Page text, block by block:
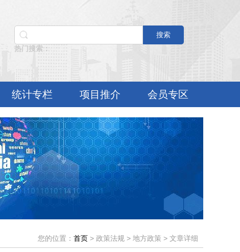
搜索
热门搜索：
统计专栏 项目推介 会员专区
您的位置： 首页 > 政策法规 > 地方政策 > 文章详细